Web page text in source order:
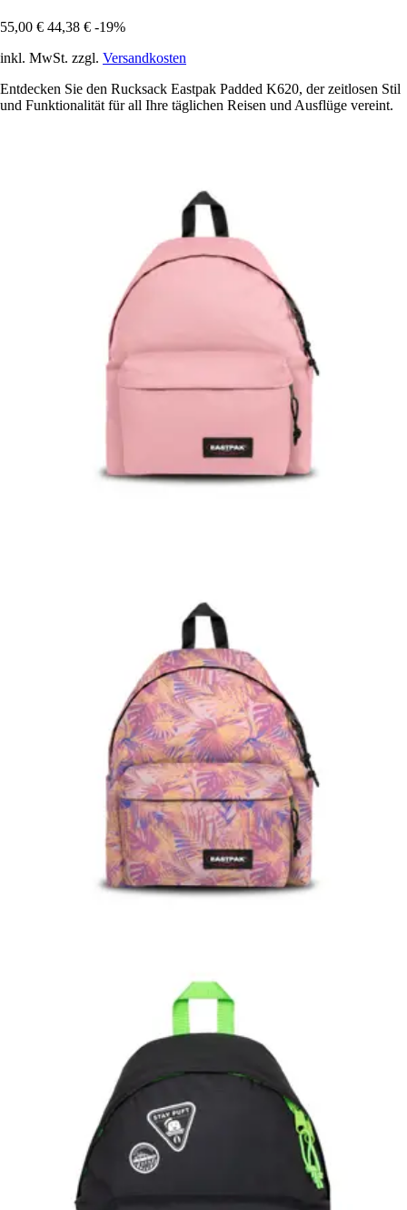
55,00 € 44,38 € -19%
inkl. MwSt. zzgl. Versandkosten
Entdecken Sie den Rucksack Eastpak Padded K620, der zeitlosen Stil
und Funktionalität für all Ihre täglichen Reisen und Ausflüge vereint.